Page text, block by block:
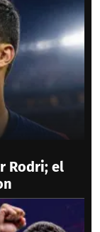
Rodri; el